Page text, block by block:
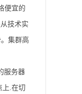
便宜的
技术实
集群高
服务器
上.在切